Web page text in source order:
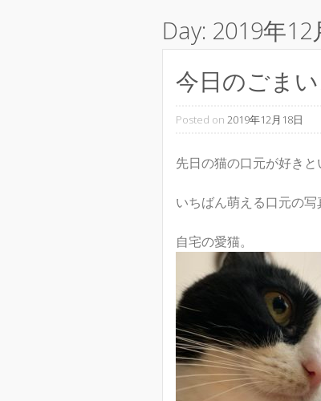
Day: 2019年12
今日のごまい
Posted on 2019年12月18日
先日の猫の口元が好き
いちばん萌える口元の
自宅の愛猫。